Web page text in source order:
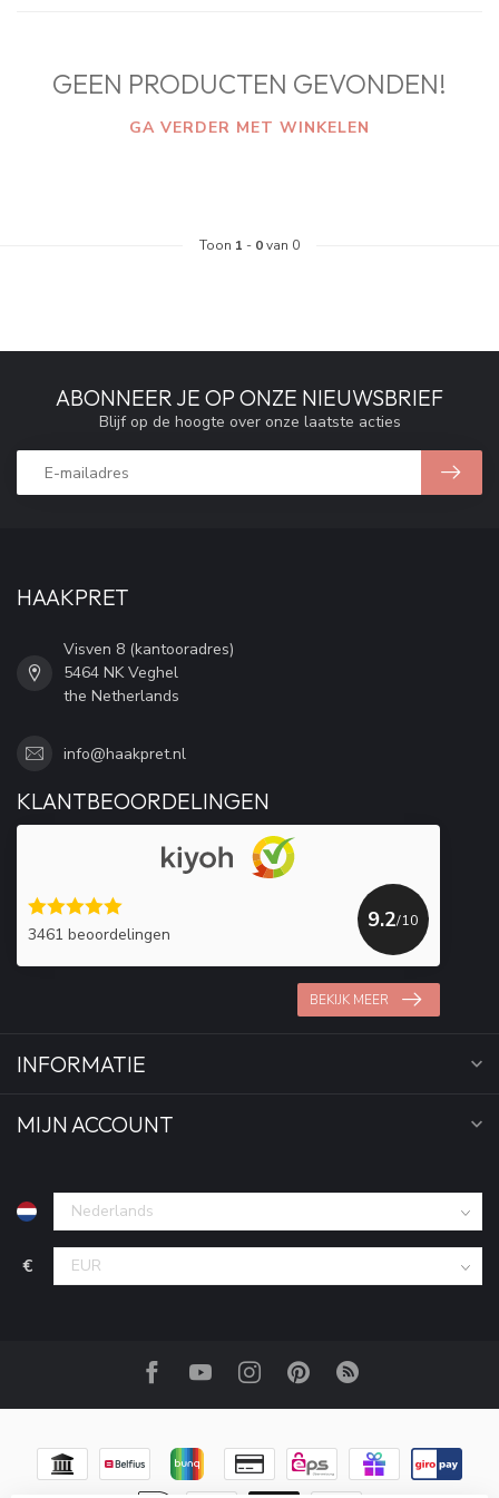
GEEN PRODUCTEN GEVONDEN!
GA VERDER MET WINKELEN
Toon 1 - 0van 0
ABONNEER JE OP ONZE NIEUWSBRIEF
Blijf op de hoogte over onze laatste acties
HAAKPRET
Visven 8 (kantooradres)
5464 NK Veghel
the Netherlands
info@haakpret.nl
KLANTBEOORDELINGEN
3461 beoordelingen
9.2/10
BEKIJK MEER
INFORMATIE
MIJN ACCOUNT
€